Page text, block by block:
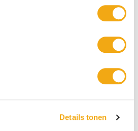
Details tonen
klaar.